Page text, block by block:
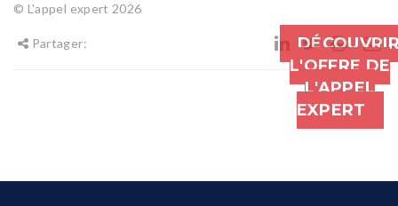
© L'appel expert 2026
Partager:
L'OFFRE DE
L'APPEL
EXPERT